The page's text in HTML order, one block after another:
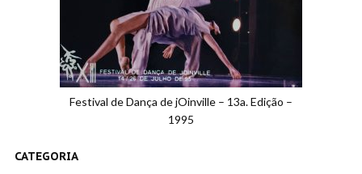
Festival de Dança de jOinville – 13a. Edição –
1995
CATEGORIA